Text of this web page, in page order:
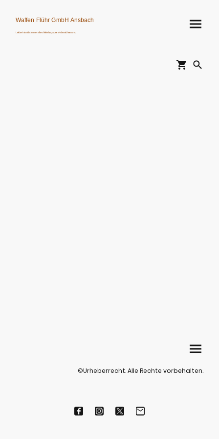
Waffen Flühr GmbH Ansbach
Leider ist nicht immer alles lieferbar, aber wir bemühen uns.
©Urheberrecht. Alle Rechte vorbehalten.